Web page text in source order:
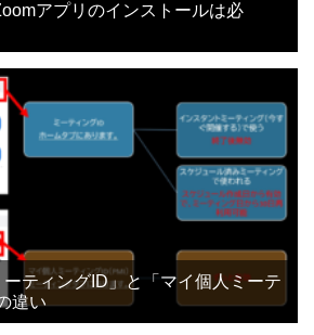
アプリのインストールは必
ーティングID」と「マイ個人ミーテ
違い